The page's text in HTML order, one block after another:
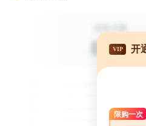
VIP 开
限购一次